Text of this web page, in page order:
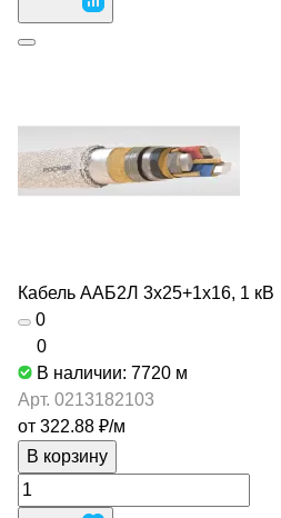
Кабель ААБ2Л 3х25+1х16, 1 кВ
0
0
В наличии: 7720 м
Арт. 0213182103
от 322.88 ₽/м
В корзину